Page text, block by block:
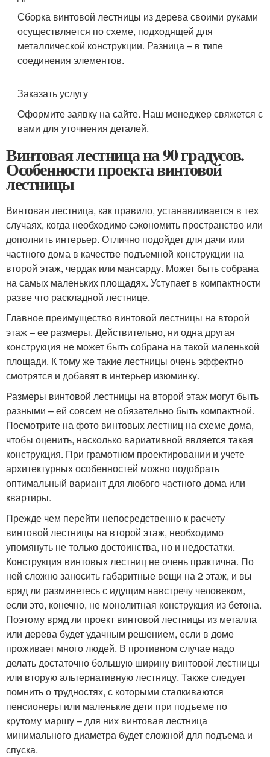
Сборка винтовой лестницы из дерева своими руками
осуществляется по схеме, подходящей для
металлической конструкции. Разница – в типе
соединения элементов.
Заказать услугу
Оформите заявку на сайте. Наш менеджер свяжется с
вами для уточнения деталей.
Винтовая лестница на 90 градусов.
Особенности проекта винтовой
лестницы
Винтовая лестница, как правило, устанавливается в тех
случаях, когда необходимо сэкономить пространство или
дополнить интерьер. Отлично подойдет для дачи или
частного дома в качестве подъемной конструкции на
второй этаж, чердак или мансарду. Может быть собрана
на самых маленьких площадях. Уступает в компактности
разве что раскладной лестнице.
Главное преимущество винтовой лестницы на второй
этаж – ее размеры. Действительно, ни одна другая
конструкция не может быть собрана на такой маленькой
площади. К тому же такие лестницы очень эффектно
смотрятся и добавят в интерьер изюминку.
Размеры винтовой лестницы на второй этаж могут быть
разными – ей совсем не обязательно быть компактной.
Посмотрите на фото винтовых лестниц на схеме дома,
чтобы оценить, насколько вариативной является такая
конструкция. При грамотном проектировании и учете
архитектурных особенностей можно подобрать
оптимальный вариант для любого частного дома или
квартиры.
Прежде чем перейти непосредственно к расчету
винтовой лестницы на второй этаж, необходимо
упомянуть не только достоинства, но и недостатки.
Конструкция винтовых лестниц не очень практична. По
ней сложно заносить габаритные вещи на 2 этаж, и вы
вряд ли разминетесь с идущим навстречу человеком,
если это, конечно, не монолитная конструкция из бетона.
Поэтому вряд ли проект винтовой лестницы из металла
или дерева будет удачным решением, если в доме
проживает много людей. В противном случае надо
делать достаточно большую ширину винтовой лестницы
или вторую альтернативную лестницу. Также следует
помнить о трудностях, с которыми сталкиваются
пенсионеры или маленькие дети при подъеме по
крутому маршу – для них винтовая лестница
минимального диаметра будет сложной для подъема и
спуска.